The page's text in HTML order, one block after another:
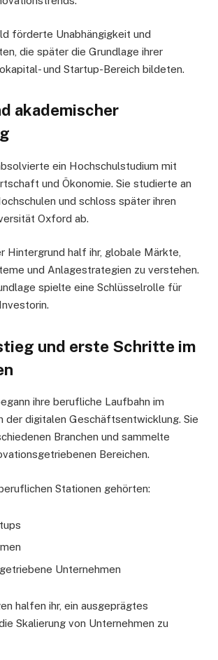
förderte Unabhängigkeit und
die später die Grundlage ihrer
und Startup-Bereich bildeten.
akademischer
ein Hochschulstudium mit
und Ökonomie. Sie studierte an
und schloss später ihren
Oxford ab.
Hintergrund half ihr, globale Märkte,
und Anlagestrategien zu verstehen.
spielte eine Schlüsselrolle für
und erste Schritte im
ihre berufliche Laufbahn im
der digitalen Geschäftsentwicklung. Sie
Branchen und sammelte
Bereichen.
Stationen gehörten:
Unternehmen
halfen ihr, ein ausgeprägtes
Skalierung von Unternehmen zu